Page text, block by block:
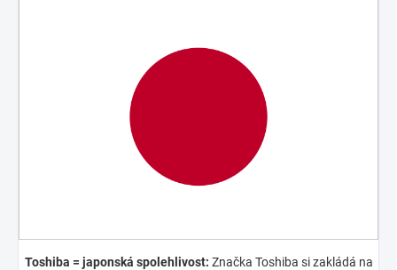
Toshiba = japonská spolehlivost: Značka Toshiba si zakládá na